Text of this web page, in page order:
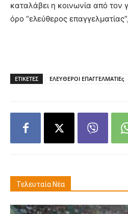
καταλάβει η κοινωνία από τον
όρο “ελεύθερος
ΕΤΙΚΕΤΕΣ ΕΛΕΥΘΕΡΟΙ ΕΠΑΓΓΕΛΜΑΤΙΕς
Τελευταία Νέα